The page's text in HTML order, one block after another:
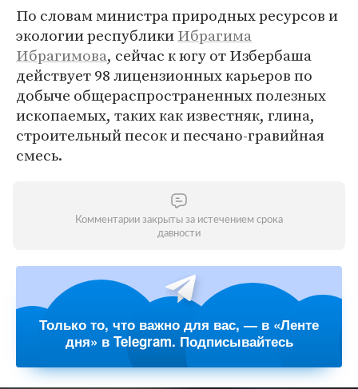
По словам министра природных ресурсов и
экологии республикиИбрагима
Ибрагимова, сейчас к югу от Избербаша
действует 98 лицензионных карьеров по
добыче общераспространенных полезных
ископаемых, таких как известняк, глина,
строительный песок и песчано-гравийная
смесь.
Комментарии закрыты за истечением срока
давности
Только то, что важно для вас, — в «Ленте
дня» в Telegram. Подписывайтесь